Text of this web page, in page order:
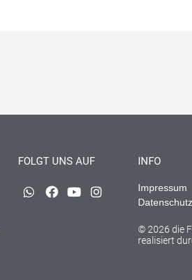
FOLGT UNS AUF INFO
Impressum
© 2026 die
realisiert